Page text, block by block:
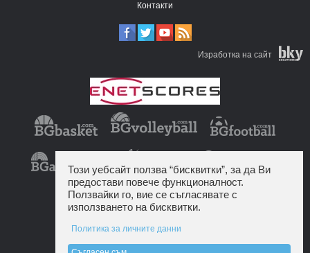
Контакти
Изработка на сайт
Този уебсайт ползва “бисквитки”, за да Ви
предостави повече функционалност.
Ползвайки го, вие се съгласявате с
използването на бисквитки.
Политика за личните данни